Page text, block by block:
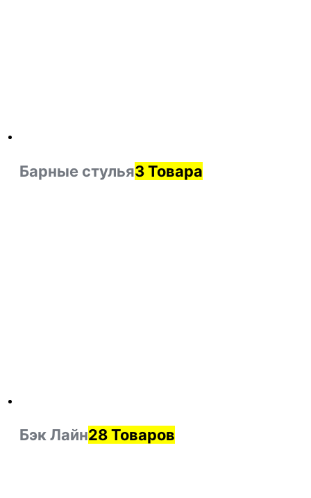
Барные стулья3 Товара
Бэк Лайн28 Товаров